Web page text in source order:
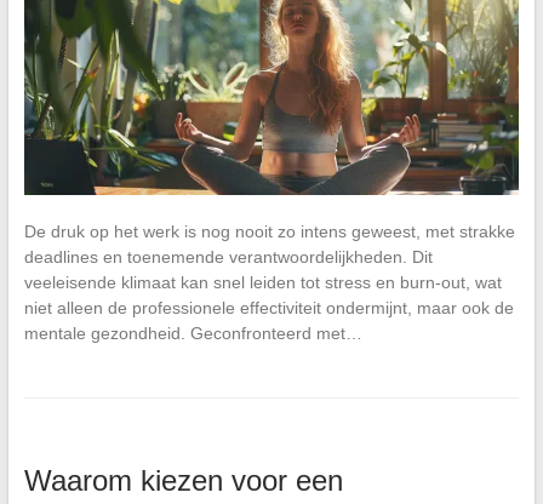
De druk op het werk is nog nooit zo intens geweest, met strakke
deadlines en toenemende verantwoordelijkheden. Dit
veeleisende klimaat kan snel leiden tot stress en burn-out, wat
niet alleen de professionele effectiviteit ondermijnt, maar ook de
mentale gezondheid. Geconfronteerd met…
Waarom kiezen voor een